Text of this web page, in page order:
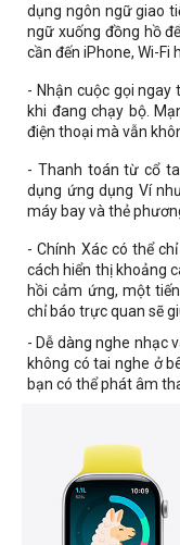
dụng ngôn ngữ giao
ngữ xuống đồng hồ
cần đến iPhone, Wi-Fi
- Nhận cuộc gọi
khi đang chạy bộ.
điện thoại mà vẫn
- Thanh toán từ cổ
dụng ứng dụng Ví
máy bay và thẻ
- Chính Xác có thể
cách hiển thị khoảng
hồi cảm ứng, một
chỉ báo trực quan sẽ
- Dễ dàng nghe nhạc
không có tai nghe ở
bạn có thể phát âm